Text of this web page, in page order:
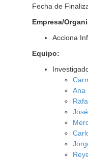
Fecha de
Empresa/
Acciona
Equipo:
Ana